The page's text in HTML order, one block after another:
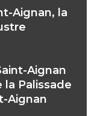
Aignan, la
Aignan
la Palissade
Aignan